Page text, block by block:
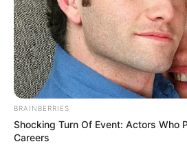
BRAINBERRIES
BRAINBERRIES
Shocking Turn Of Event: Actors Who
Careers